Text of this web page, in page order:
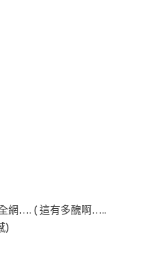
網…. ( 這有多醜啊…..
)